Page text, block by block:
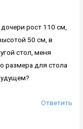
рост 110 см,
50 см, в
стол, меня
размера для стола
Ответить